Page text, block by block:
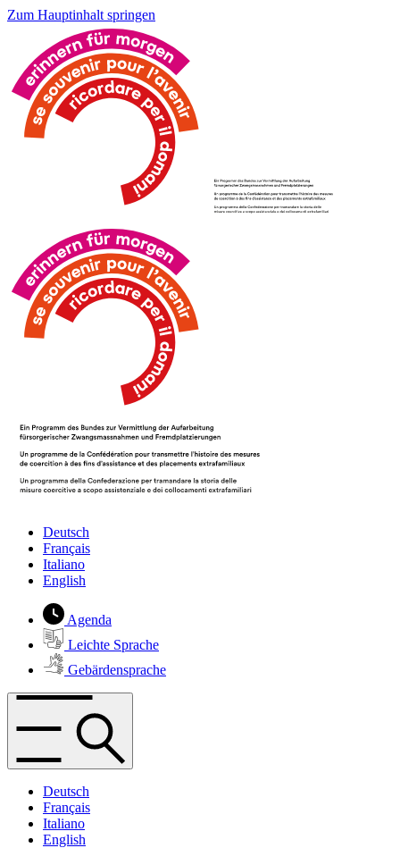
Zum Hauptinhalt springen
Deutsch
Français
Italiano
English
Agenda
Leichte Sprache
Gebärdensprache
Deutsch
Français
Italiano
English